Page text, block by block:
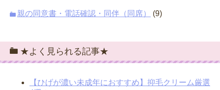
親の同意書・電話確認・同伴（同席） (9)
★よく見られる記事★
【ひげが濃い未成年におすすめ】抑毛クリーム厳選